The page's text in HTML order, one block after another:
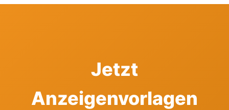
Jetzt
Anzeigenvorlagen